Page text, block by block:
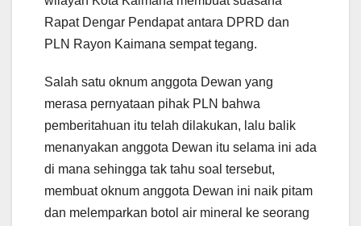
Rapat Dengar Pendapat antara DPRD dan
PLN Rayon Kaimana sempat tegang.
Salah satu oknum anggota Dewan yang
merasa pernyataan pihak PLN bahwa
pemberitahuan itu telah dilakukan, lalu balik
menanyakan anggota Dewan itu selama ini ada
di mana sehingga tak tahu soal tersebut,
membuat oknum anggota Dewan ini naik pitam
dan melemparkan botol air mineral ke seorang